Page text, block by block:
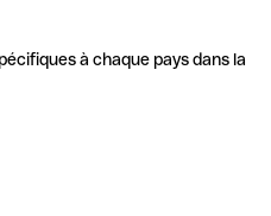
à chaque pays dans la